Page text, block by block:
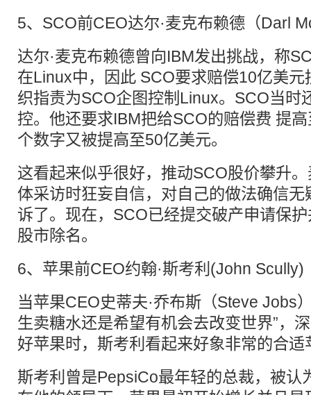
5、SCO前CEO达尔·麦克布赖德（Darl
达尔·麦克布赖德曾向IBM发出挑战，称
在Linux中，因此 SCO要求赔偿10亿美
织指责为SCO企图控制Linux。SCO当时
控。他还要求IBM把给SCO的赔偿费 提
个数字又被提高至50亿美元。
这看起来似乎很好，推动SCO股价攀升
体采访时狂妄自信，对自己的做法确信
诉了。现在，SCO已经提交破产申请保
股市除名。
6、苹果前CEO约翰·斯考利(John Scully)
当苹果CEO史蒂夫·乔布斯（Steve Jobs
生卖糖水还是希望有机会去改变世界”，
好苹果时，斯考利看起来好象非常的合适
斯考利曾是PepsiCo最年轻的总裁，被认